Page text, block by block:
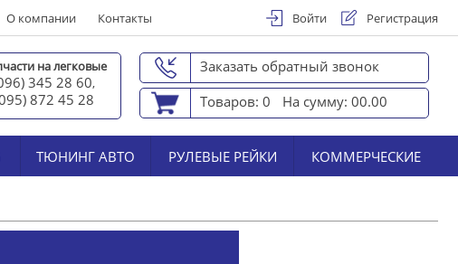
О компании Контакты Войти Регистрация
на легковые
345 28 60,
872 45 28
Заказать обратный звонок
Товаров: 0
На сумму: 00.00
ТЮНИНГ АВТО РУЛЕВЫЕ РЕЙКИ КОММЕРЧЕСКИЕ